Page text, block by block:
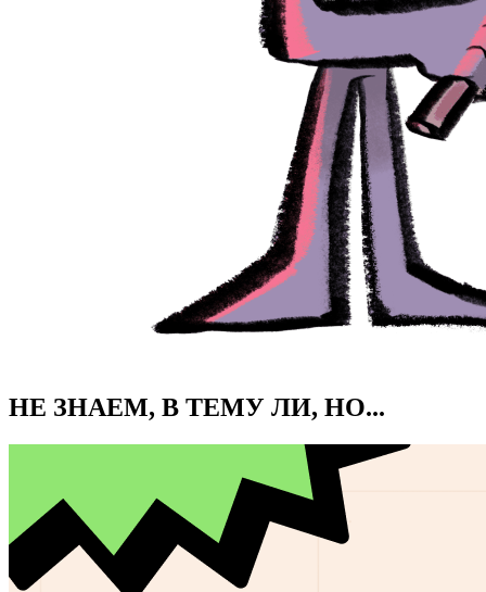
НЕ ЗНАЕМ, В ТЕМУ ЛИ, НО...